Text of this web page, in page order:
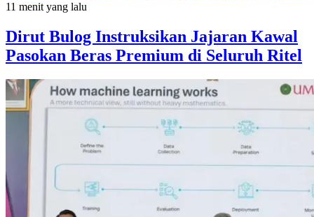
11 menit yang lalu
Dirut Bulog Instruksikan Jajaran Kawal
Pasokan Beras Premium di Seluruh Ritel